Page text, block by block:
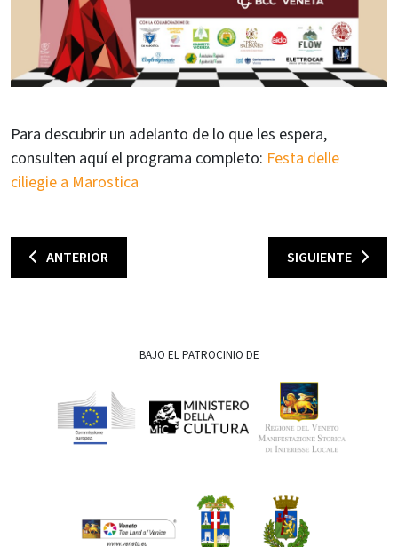
Para descubrir un adelanto de lo que les espera,
consulten aquí el programa completo: Festa delle
ciliegie a Marostica
ANTERIOR SIGUIENTE
BAJO EL PATROCINIO DE